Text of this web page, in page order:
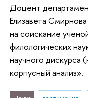
Доцент
Елизавета
на соискание
филологических
научного дискурса
корпусный анализ».